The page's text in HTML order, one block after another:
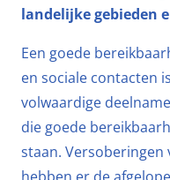
landelijke gebieden
Een goede
en sociale contacten
volwaardige
die goede
staan.